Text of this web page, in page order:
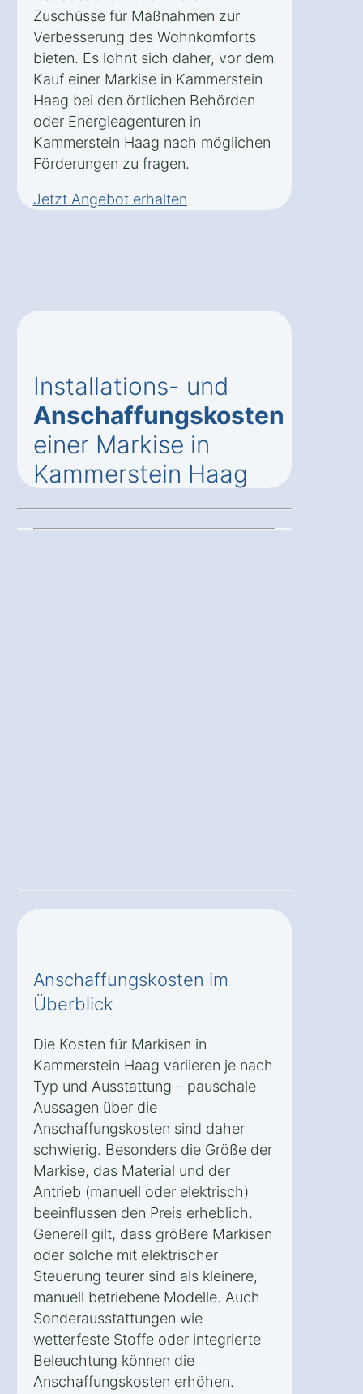
Zuschüsse für Maßnahmen zur
Verbesserung des Wohnkomforts
bieten. Es lohnt sich daher, vor dem
Kauf einer Markise in Kammerstein
Haag bei den örtlichen Behörden
oder Energieagenturen in
Kammerstein Haag nach möglichen
Förderungen zu fragen.
Jetzt Angebot erhalten
Installations- und
Anschaffungskosten
einer Markise in
Kammerstein Haag
Anschaffungskosten im
Überblick
Die Kosten für Markisen in
Kammerstein Haag variieren je nach
Typ und Ausstattung – pauschale
Aussagen über die
Anschaffungskosten sind daher
schwierig. Besonders die Größe der
Markise, das Material und der
Antrieb (manuell oder elektrisch)
beeinflussen den Preis erheblich.
Generell gilt, dass größere Markisen
oder solche mit elektrischer
Steuerung teurer sind als kleinere,
manuell betriebene Modelle. Auch
Sonderausstattungen wie
wetterfeste Stoffe oder integrierte
Beleuchtung können die
Anschaffungskosten erhöhen.